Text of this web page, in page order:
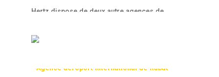
Hertz dispose de deux autre agences de
Agence aéroport international de Rabat